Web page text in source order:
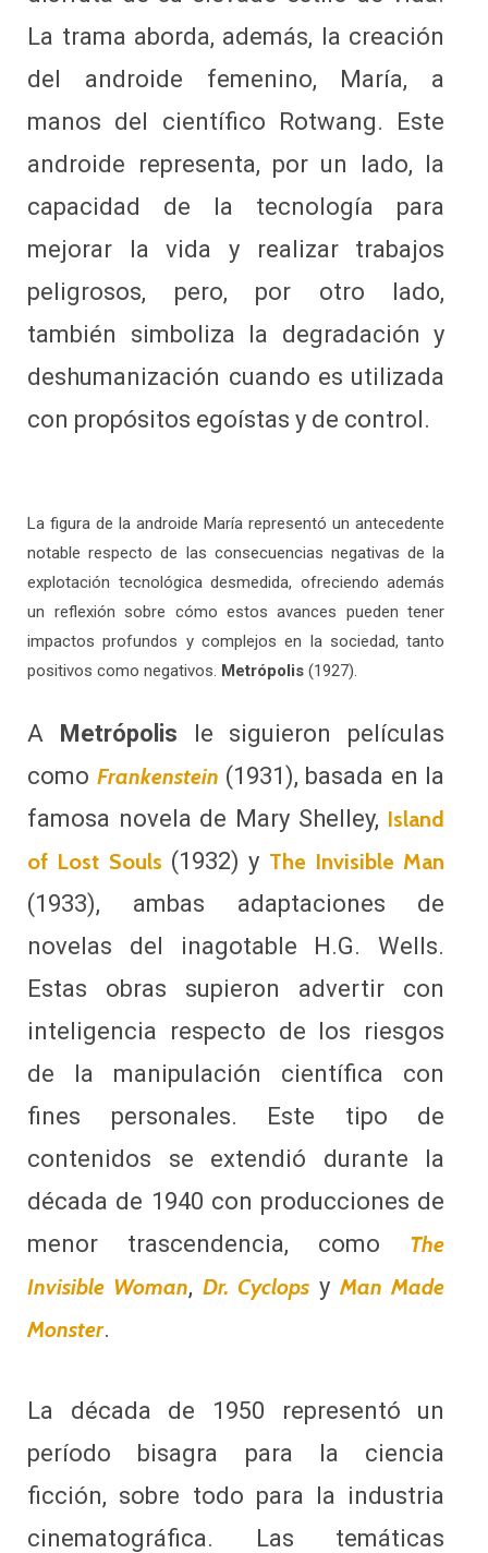
La trama aborda, además, la creación
del androide femenino, María, a
manos del científico Rotwang. Este
androide representa, por un lado, la
capacidad de la tecnología para
mejorar la vida y realizar trabajos
peligrosos, pero, por otro lado,
también simboliza la degradación y
deshumanización cuando es utilizada
con propósitos egoístas y de control.
La figura de la androide María representó un antecedente
notable respecto de las consecuencias negativas de la
explotación tecnológica desmedida, ofreciendo además
un reflexión sobre cómo estos avances pueden tener
impactos profundos y complejos en la sociedad, tanto
positivos como negativos. Metrópolis(1927).
A Metrópolis
le siguieron películas
como Frankenstein (1931), basada en la
famosa novela de Mary Shelley, Island
of Lost Souls (1932) y The Invisible Man
(1933), ambas adaptaciones de
novelas del inagotable H.G. Wells.
Estas obras supieron advertir con
inteligencia respecto de los riesgos
de la manipulación científica con
fines personales. Este tipo de
contenidos se extendió durante la
década de 1940 con producciones de
menor trascendencia, como
The
Invisible Woman, Dr. Cyclops y Man Made
Monster.
La década de 1950 representó un
período bisagra para la ciencia
ficción, sobre todo para la industria
cinematográfica. Las temáticas